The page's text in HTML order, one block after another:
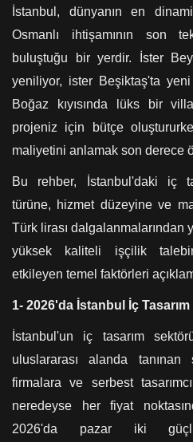
İstanbul, dünyanın en
Osmanlı ihtişamının son
buluştuğu bir yerdir. İster
yeniliyor, ister Beşiktaş'ta
Boğaz kıyısında lüks bir
projeniz için bütçe
maliyetini anlamak son derece
Bu rehber, İstanbul'daki iç
türüne, hizmet düzeyine ve
Türk lirası dalgalanmalarından
yüksek kaliteli işçilik
etkileyen temel faktörleri
1- 2026'da İstanbul İç Tasarım
İstanbul'un iç tasarım
uluslararası alanda
firmalara ve serbest
neredeyse her fiyat
2026'da pazar iki